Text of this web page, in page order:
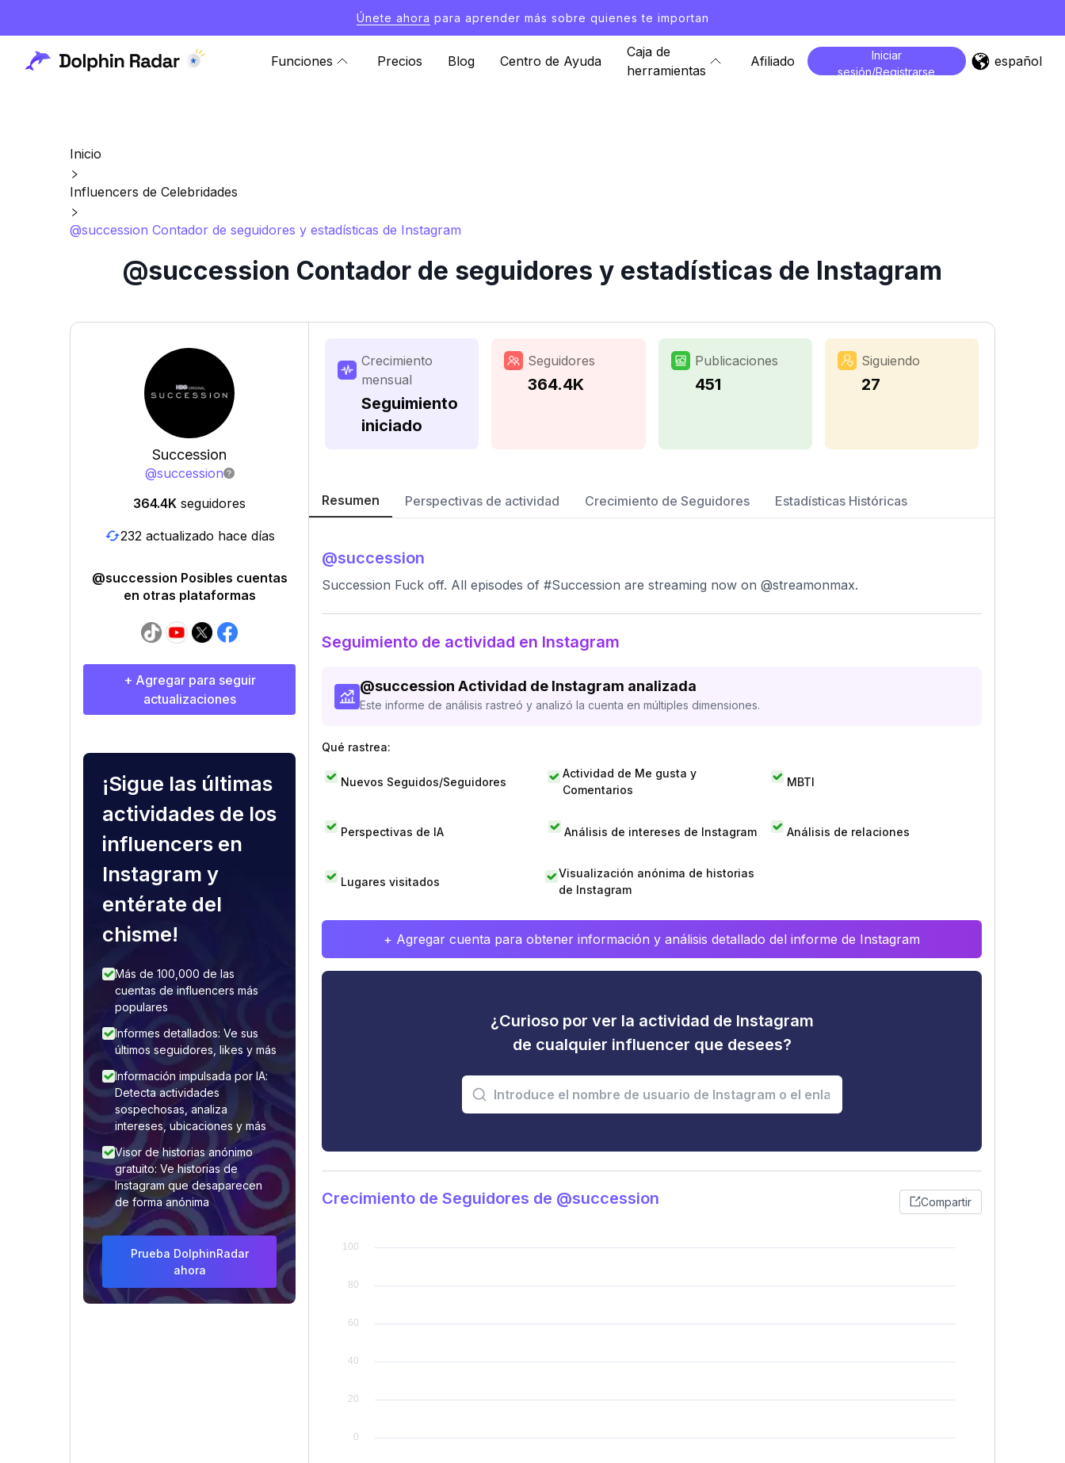
Únete ahora para aprender más sobre quienes te importan
Funciones Precios Blog Centro de Ayuda
Caja de
herramientas
Afiliado
Iniciar
sesión/Registrarse
español
Inicio
Influencers de Celebridades
@succession Contador de seguidores y estadísticas de Instagram
@succession Contador de seguidores y estadísticas de Instagram
Succession
@succession
364.4K seguidores
232 actualizado hace días
@succession Posibles cuentas
en otras plataformas
+ Agregar para seguir
actualizaciones
¡Sigue las últimas
actividades de los
influencers en
Instagram y
entérate del
chisme!
Más de 100,000 de las
cuentas de influencers más
populares
Informes detallados: Ve sus
últimos seguidores, likes y más
Información impulsada por IA:
Detecta actividades
sospechosas, analiza
intereses, ubicaciones y más
Visor de historias anónimo
gratuito: Ve historias de
Instagram que desaparecen
de forma anónima
Prueba DolphinRadar
ahora
Crecimiento
mensual
Seguimiento
iniciado
Seguidores
364.4K
Publicaciones
451
Siguiendo
27
Resumen Perspectivas de actividad Crecimiento de Seguidores Estadísticas Históricas
@succession
Succession Fuck off. All episodes of #Succession are streaming now on @streamonmax.
Seguimiento de actividad en Instagram
@succession Actividad de Instagram analizada
Este informe de análisis rastreó y analizó la cuenta en múltiples dimensiones.
Qué rastrea:
Nuevos Seguidos/Seguidores
Actividad de Me gusta y
Comentarios
MBTI
Perspectivas de IA Análisis de intereses de Instagram Análisis de relaciones
Lugares visitados
Visualización anónima de historias
de Instagram
+ Agregar cuenta para obtener información y análisis detallado del informe de Instagram
¿Curioso por ver la actividad de Instagram
de cualquier influencer que desees?
Crecimiento de Seguidores de @succession Compartir